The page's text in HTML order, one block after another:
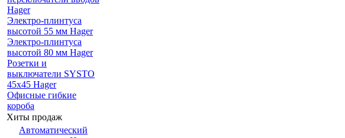
Hager
Электро-плинтуса
высотой 55 мм Hager
Электро-плинтуса
высотой 80 мм Hager
Розетки и
выключатели SYSTO
45х45 Hager
Офисные гибкие
короба
Хиты продаж
Автоматический